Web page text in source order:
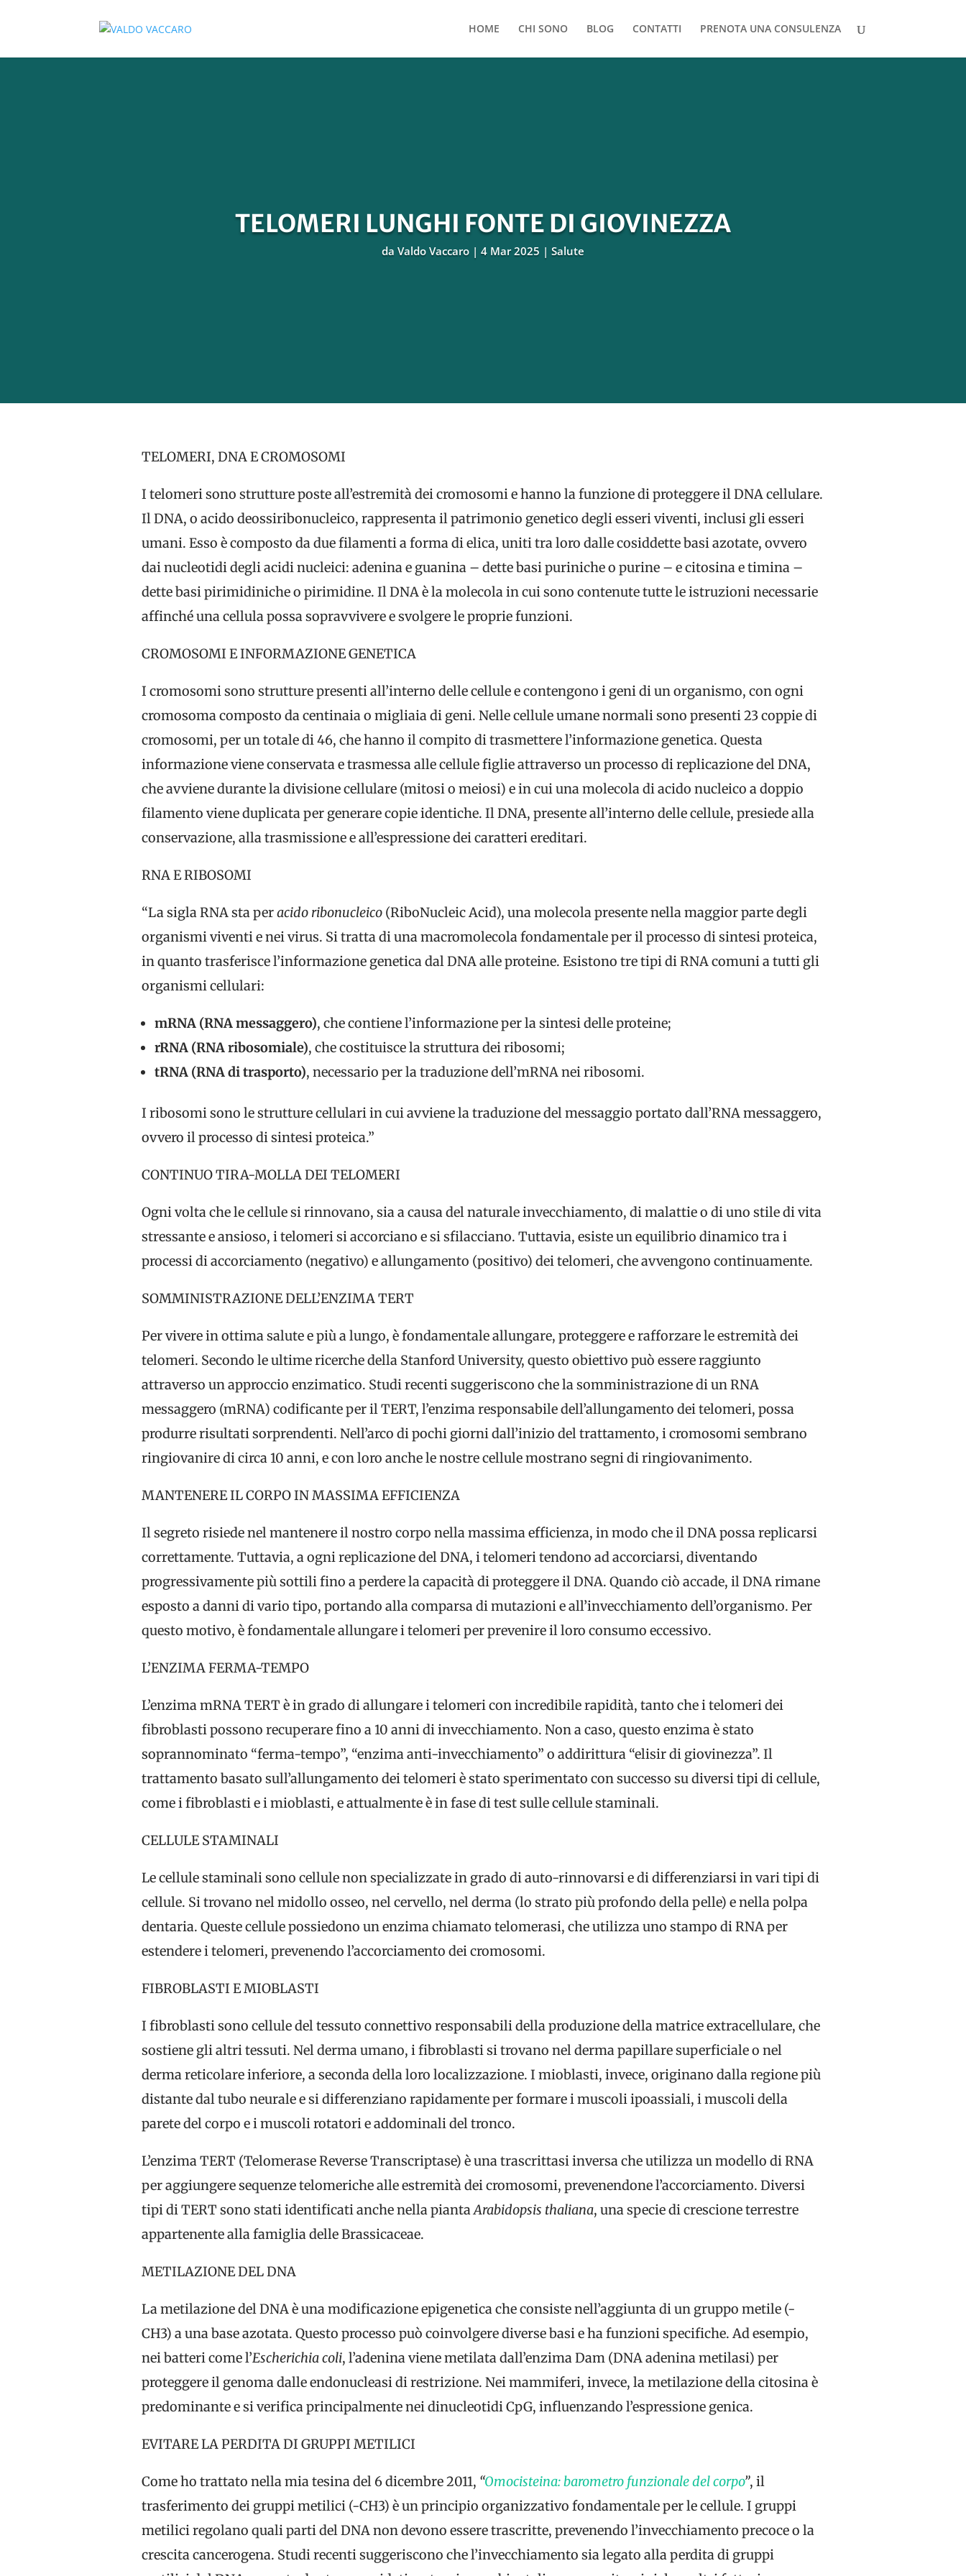
HOME CHI SONO BLOG CONTATTI PRENOTA UNA CONSULENZA
TELOMERI LUNGHI FONTE DI GIOVINEZZA
da Valdo Vaccaro 4 Mar 2025 Salute
TELOMERI, DNA E CROMOSOMI
I telomeri sono strutture poste all’estremità dei cromosomi e hanno la funzione di proteggere il DNA cellulare.
Il DNA, o acido deossiribonucleico, rappresenta il patrimonio genetico degli esseri viventi, inclusi gli esseri
umani. Esso è composto da due filamenti a forma di elica, uniti tra loro dalle cosiddette basi azotate, ovvero
dai nucleotidi degli acidi nucleici: adenina e guanina – dette basi puriniche o purine – e citosina e timina –
dette basi pirimidiniche o pirimidine. Il DNA è la molecola in cui sono contenute tutte le istruzioni necessarie
affinché una cellula possa sopravvivere e svolgere le proprie funzioni.
CROMOSOMI E INFORMAZIONE GENETICA
I cromosomi sono strutture presenti all’interno delle cellule e contengono i geni di un organismo, con ogni
cromosoma composto da centinaia o migliaia di geni. Nelle cellule umane normali sono presenti 23 coppie di
cromosomi, per un totale di 46, che hanno il compito di trasmettere l’informazione genetica. Questa
informazione viene conservata e trasmessa alle cellule figlie attraverso un processo di replicazione del DNA,
che avviene durante la divisione cellulare (mitosi o meiosi) e in cui una molecola di acido nucleico a doppio
filamento viene duplicata per generare copie identiche. Il DNA, presente all’interno delle cellule, presiede alla
conservazione, alla trasmissione e all’espressione dei caratteri ereditari.
RNA E RIBOSOMI
“La sigla RNA sta peracido ribonucleico (RiboNucleic Acid), una molecola presente nella maggior parte degli
organismi viventi e nei virus. Si tratta di una macromolecola fondamentale per il processo di sintesi proteica,
in quanto trasferisce l’informazione genetica dal DNA alle proteine. Esistono tre tipi di RNA comuni a tutti gli
organismi cellulari:
mRNA (RNA messaggero), che contiene l’informazione per la sintesi delle proteine;
rRNA (RNA ribosomiale), che costituisce la struttura dei ribosomi;
tRNA (RNA di trasporto), necessario per la traduzione dell’mRNA nei ribosomi.
I ribosomi sono le strutture cellulari in cui avviene la traduzione del messaggio portato dall’RNA messaggero,
ovvero il processo di sintesi proteica.”
CONTINUO TIRA-MOLLA DEI TELOMERI
Ogni volta che le cellule si rinnovano, sia a causa del naturale invecchiamento, di malattie o di uno stile di vita
stressante e ansioso, i telomeri si accorciano e si sfilacciano. Tuttavia, esiste un equilibrio dinamico tra i
processi di accorciamento (negativo) e allungamento (positivo) dei telomeri, che avvengono continuamente.
SOMMINISTRAZIONE DELL’ENZIMA TERT
Per vivere in ottima salute e più a lungo, è fondamentale allungare, proteggere e rafforzare le estremità dei
telomeri. Secondo le ultime ricerche della Stanford University, questo obiettivo può essere raggiunto
attraverso un approccio enzimatico. Studi recenti suggeriscono che la somministrazione di un RNA
messaggero (mRNA) codificante per il TERT, l’enzima responsabile dell’allungamento dei telomeri, possa
produrre risultati sorprendenti. Nell’arco di pochi giorni dall’inizio del trattamento, i cromosomi sembrano
ringiovanire di circa 10 anni, e con loro anche le nostre cellule mostrano segni di ringiovanimento.
MANTENERE IL CORPO IN MASSIMA EFFICIENZA
Il segreto risiede nel mantenere il nostro corpo nella massima efficienza, in modo che il DNA possa replicarsi
correttamente. Tuttavia, a ogni replicazione del DNA, i telomeri tendono ad accorciarsi, diventando
progressivamente più sottili fino a perdere la capacità di proteggere il DNA. Quando ciò accade, il DNA rimane
esposto a danni di vario tipo, portando alla comparsa di mutazioni e all’invecchiamento dell’organismo. Per
questo motivo, è fondamentale allungare i telomeri per prevenire il loro consumo eccessivo.
L’ENZIMA FERMA-TEMPO
L’enzima mRNA TERT è in grado di allungare i telomeri con incredibile rapidità, tanto che i telomeri dei
fibroblasti possono recuperare fino a 10 anni di invecchiamento. Non a caso, questo enzima è stato
soprannominato “ferma-tempo”, “enzima anti-invecchiamento” o addirittura “elisir di giovinezza”. Il
trattamento basato sull’allungamento dei telomeri è stato sperimentato con successo su diversi tipi di cellule,
come i fibroblasti e i mioblasti, e attualmente è in fase di test sulle cellule staminali.
CELLULE STAMINALI
Le cellule staminali sono cellule non specializzate in grado di auto-rinnovarsi e di differenziarsi in vari tipi di
cellule. Si trovano nel midollo osseo, nel cervello, nel derma (lo strato più profondo della pelle) e nella polpa
dentaria. Queste cellule possiedono un enzima chiamato telomerasi, che utilizza uno stampo di RNA per
estendere i telomeri, prevenendo l’accorciamento dei cromosomi.
FIBROBLASTI E MIOBLASTI
I fibroblasti sono cellule del tessuto connettivo responsabili della produzione della matrice extracellulare, che
sostiene gli altri tessuti. Nel derma umano, i fibroblasti si trovano nel derma papillare superficiale o nel
derma reticolare inferiore, a seconda della loro localizzazione. I mioblasti, invece, originano dalla regione più
distante dal tubo neurale e si differenziano rapidamente per formare i muscoli ipoassiali, i muscoli della
parete del corpo e i muscoli rotatori e addominali del tronco.
L’enzima TERT (Telomerase Reverse Transcriptase) è una trascrittasi inversa che utilizza un modello di RNA
per aggiungere sequenze telomeriche alle estremità dei cromosomi, prevenendone l’accorciamento. Diversi
tipi di TERT sono stati identificati anche nella piantaArabidopsis thaliana, una specie di crescione terrestre
appartenente alla famiglia delle Brassicaceae.
METILAZIONE DEL DNA
La metilazione del DNA è una modificazione epigenetica che consiste nell’aggiunta di un gruppo metile (-
CH3) a una base azotata. Questo processo può coinvolgere diverse basi e ha funzioni specifiche. Ad esempio,
nei batteri come l’Escherichia coli, l’adenina viene metilata dall’enzima Dam (DNA adenina metilasi) per
proteggere il genoma dalle endonucleasi di restrizione. Nei mammiferi, invece, la metilazione della citosina è
predominante e si verifica principalmente nei dinucleotidi CpG, influenzando l’espressione genica.
EVITARE LA PERDITA DI GRUPPI METILICI
Come ho trattato nella mia tesina del 6 dicembre 2011, “Omocisteina: barometro funzionale del corpo”, il
trasferimento dei gruppi metilici (-CH3) è un principio organizzativo fondamentale per le cellule. I gruppi
metilici regolano quali parti del DNA non devono essere trascritte, prevenendo l’invecchiamento precoce o la
crescita cancerogena. Studi recenti suggeriscono che l’invecchiamento sia legato alla perdita di gruppi